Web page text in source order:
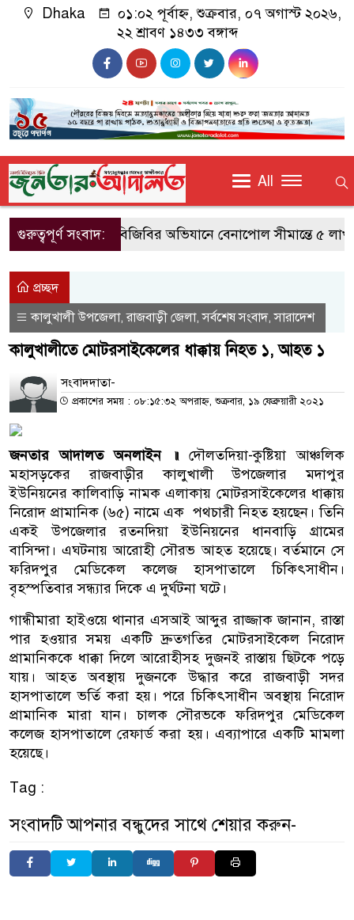
Dhaka
০১:০২ পূর্বাহ্ন, শুক্রবার, ০৭ অগাস্ট ২০২৬,
২২ শ্রাবণ ১৪৩৩ বঙ্গাব্দ
All
গুরুত্বপূর্ণ সংবাদ:বিজিবির অভিযানে বেনাপোল সীমান্তে ৫ লাখ
প্রচ্ছদ
কালুখালী উপজেলা,রাজবাড়ী জেলা,সর্বশেষ সংবাদ,সারাদেশ
কালুখালীতে মোটরসাইকেলের ধাক্কায় নিহত ১, আহত ১
সংবাদদাতা-
প্রকাশের সময় : ০৮:১৫:৩২ অপরাহ্ন, শুক্রবার, ১৯ ফেব্রুয়ারী ২০২১
জনতার আদালত অনলাইন ॥দৌলতদিয়া-কুষ্টিয়া আঞ্চলিক
মহাসড়কের রাজবাড়ীর কালুখালী উপজেলার মদাপুর
ইউনিয়নের কালিবাড়ি নামক এলাকায় মোটরসাইকেলের ধাক্কায়
নিরোদ প্রামানিক (৬৫) নামে এক পথচারী নিহত হয়ছেন। তিনি
একই উপজেলার রতনদিয়া ইউনিয়নের ধানবাড়ি গ্রামের
বাসিন্দা। এঘটনায় আরোহী সৌরভ আহত হয়েছে। বর্তমানে সে
ফরিদপুর মেডিকেল কলেজ হাসপাতালে চিকিৎসাধীন।
বৃহস্পতিবার সন্ধ্যার দিকে এ দুর্ঘটনা ঘটে।
গান্ধীমারা হাইওয়ে থানার এসআই আব্দুর রাজ্জাক জানান, রাস্তা
পার হওয়ার সময় একটি দ্রুতগতির মোটরসাইকেল নিরোদ
প্রামানিককে ধাক্কা দিলে আরোহীসহ দুজনই রাস্তায় ছিটকে পড়ে
যায়। আহত অবস্থায় দুজনকে উদ্ধার করে রাজবাড়ী সদর
হাসপাতালে ভর্তি করা হয়। পরে চিকিৎসাধীন অবস্থায় নিরোদ
প্রামানিক মারা যান। চালক সৌরভকে ফরিদপুর মেডিকেল
কলেজ হাসপাতালে রেফার্ড করা হয়। এব্যাপারে একটি মামলা
হয়েছে।
Tag :
সংবাদটি আপনার বন্ধুদের সাথে শেয়ার করুন-